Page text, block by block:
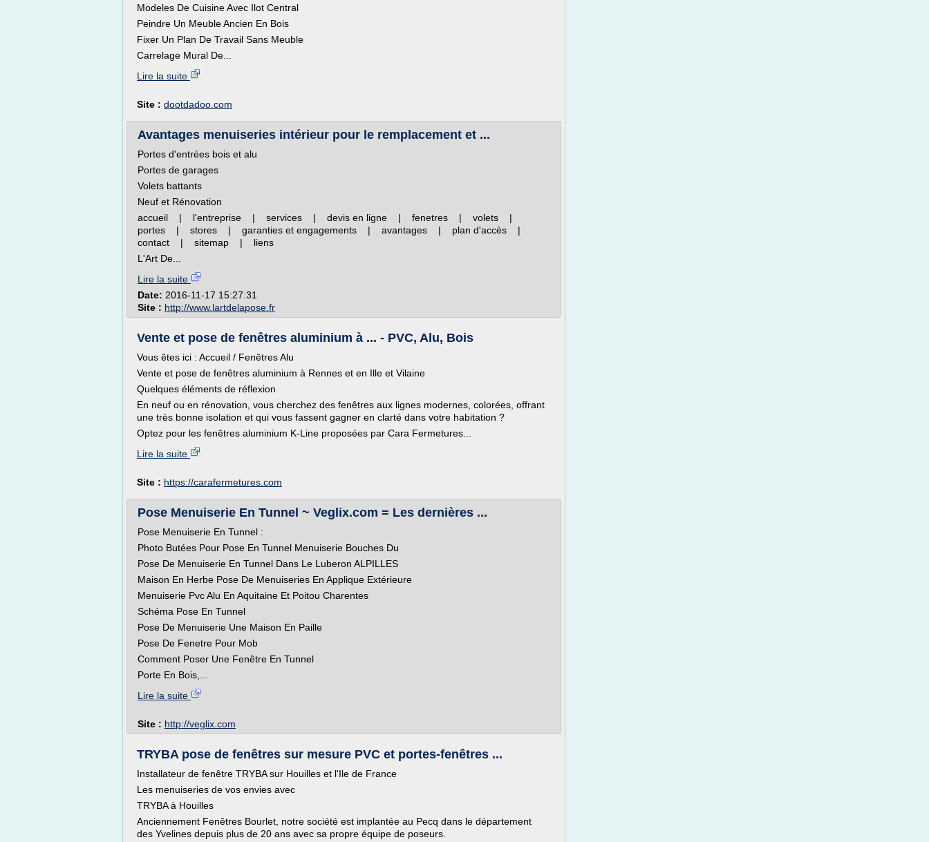
Modeles De Cuisine Avec Ilot Central
Peindre Un Meuble Ancien En Bois
Fixer Un Plan De Travail Sans Meuble
Carrelage Mural De...
Lire la suite
Site : dootdadoo.com
Avantages menuiseries intérieur pour le remplacement et ...
Portes d'entrées bois et alu
Portes de garages
Volets battants
Neuf et Rénovation
accueil | l'entreprise | services | devis en ligne | fenetres | volets |
portes | stores | garanties et engagements | avantages | plan d'accès |
contact | sitemap | liens
L'Art De...
Lire la suite
Date: 2016-11-17 15:27:31
Site : http://www.lartdelapose.fr
Vente et pose de fenêtres aluminium à ... - PVC, Alu, Bois
Vous êtes ici : Accueil / Fenêtres Alu
Vente et pose de fenêtres aluminium à Rennes et en Ille et Vilaine
Quelques éléments de réflexion
En neuf ou en rénovation, vous cherchez des fenêtres aux lignes modernes, colorées, offrant
une très bonne isolation et qui vous fassent gagner en clarté dans votre habitation ?
Optez pour les fenêtres aluminium K-Line proposées par Cara Fermetures...
Lire la suite
Site : https://carafermetures.com
Pose Menuiserie En Tunnel ~ Veglix.com = Les dernières ...
Pose Menuiserie En Tunnel :
Photo Butées Pour Pose En Tunnel Menuiserie Bouches Du
Pose De Menuiserie En Tunnel Dans Le Luberon ALPILLES
Maison En Herbe Pose De Menuiseries En Applique Extérieure
Menuiserie Pvc Alu En Aquitaine Et Poitou Charentes
Schéma Pose En Tunnel
Pose De Menuiserie Une Maison En Paille
Pose De Fenetre Pour Mob
Comment Poser Une Fenêtre En Tunnel
Porte En Bois,...
Lire la suite
Site : http://veglix.com
TRYBA pose de fenêtres sur mesure PVC et portes-fenêtres ...
Installateur de fenêtre TRYBA sur Houilles et l'Ile de France
Les menuiseries de vos envies avec
TRYBA à Houilles
Anciennement Fenêtres Bourlet, notre société est implantée au Pecq dans le département
des Yvelines depuis plus de 20 ans avec sa propre équipe de poseurs.